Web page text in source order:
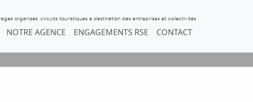
organisés, circuits touristiques à destination des entreprises et collectivités
NOTRE AGENCE ENGAGEMENTS RSE CONTACT